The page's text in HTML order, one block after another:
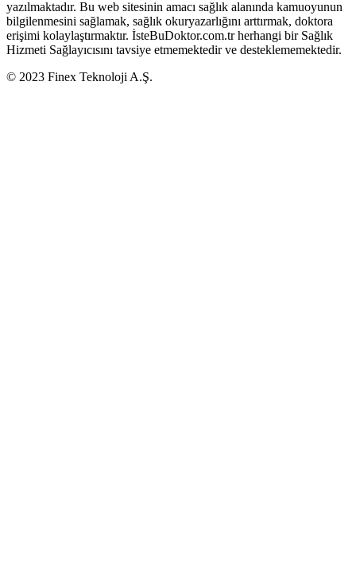
yazılmaktadır. Bu web sitesinin amacı sağlık alanında kamuoyunun
bilgilenmesini sağlamak, sağlık okuryazarlığını arttırmak, doktora
erişimi kolaylaştırmaktır. İsteBuDoktor.com.tr herhangi bir Sağlık
Hizmeti Sağlayıcısını tavsiye etmemektedir ve desteklememektedir.
© 2023 Finex Teknoloji A.Ş.